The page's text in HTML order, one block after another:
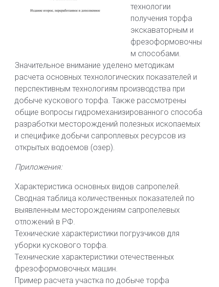
технологии
получения торфа
экскаваторным и
фрезоформовочны
м способами.
Значительное внимание уделено методикам
расчета основных технологических показателей и
перспективным технологиям производства при
добыче кускового торфа. Также рассмотрены
общие вопросы гидромеханизированного способа
разработки месторождений полезных ископаемых
и специфике добычи сапроплевых ресурсов из
открытых водоемов (озер).
Приложения:
Характеристика основных видов сапропелей.
Сводная таблица количественных показателей по
выявленным месторождениям сапропелевых
отложений в РФ.
Технические характеристики погрузчиков для
уборки кускового торфа.
Технические характеристики отечественных
фрезоформовочных машин.
Пример расчета участка по добыче торфа